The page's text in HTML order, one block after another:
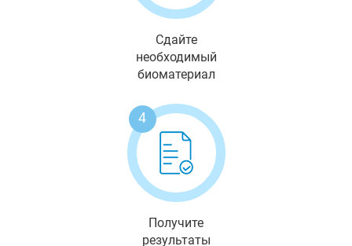
Сдайте
необходимый
биоматериал
4
Получите
результаты